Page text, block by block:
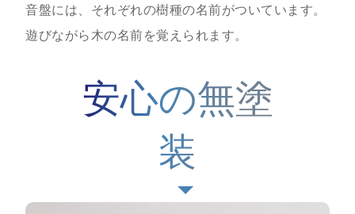
音盤には、それぞれの樹種の名前がついています。
遊びながら木の名前を覚えられます。
安心の無塗
装